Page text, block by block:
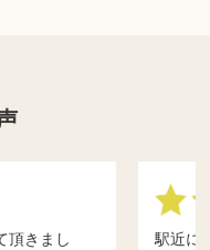
頂きまし
駅近に